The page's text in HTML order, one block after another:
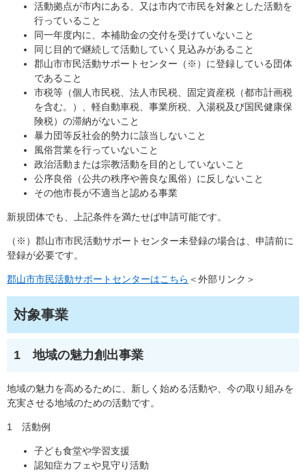
活動拠点が市内にある、又は市内で市民を対象とした活動を
行っていること
同一年度内に、本補助金の交付を受けていないこと
同じ目的で継続して活動していく見込みがあること
郡山市市民活動サポートセンター（※）に登録している団体
であること
市税等（個人市民税、法人市民税、固定資産税（都市計画税
を含む。）、軽自動車税、事業所税、入湯税及び国民健康保
険税）の滞納がないこと
暴力団等反社会的勢力に該当しないこと
風俗営業を行っていないこと
政治活動または宗教活動を目的としていないこと
公序良俗（公共の秩序や善良な風俗）に反しないこと
その他市長が不適当と認める事業
新規団体でも、上記条件を満たせば申請可能です。
（※）郡山市市民活動サポートセンター未登録の場合は、申請前に
登録が必要です。
郡山市市民活動サポートセンターはこちら ＜外部リンク＞
対象事業
1 地域の魅力創出事業
地域の魅力を高めるために、新しく始める活動や、今の取り組みを
充実させる地域のための活動です。
1 活動例
子ども食堂や学習支援
認知症カフェや見守り活動